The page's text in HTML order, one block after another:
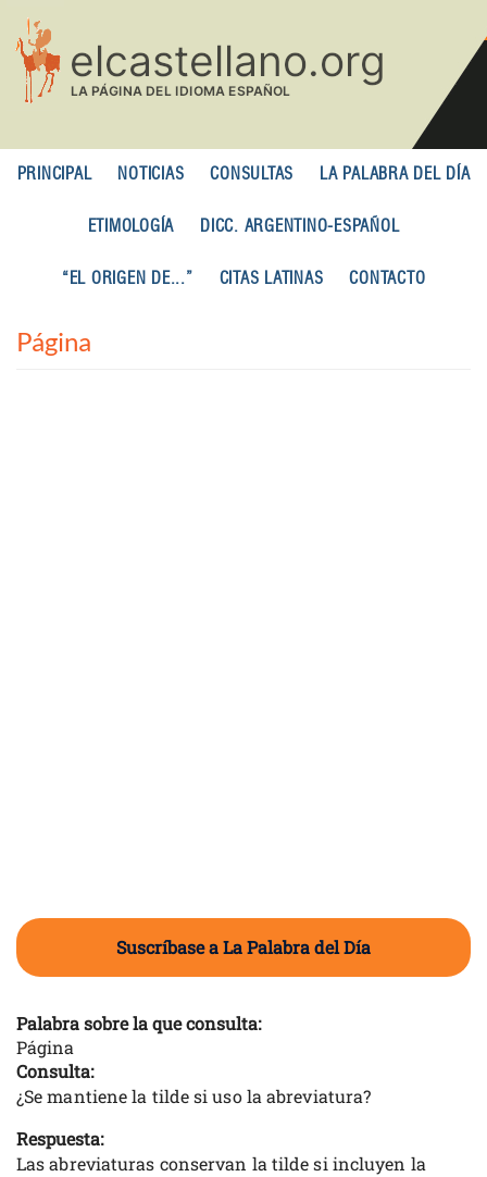
contenido
principal
PRINCIPAL NOTICIAS CONSULTAS LA PALABRA DEL DÍA
ETIMOLOGÍA DICC. ARGENTINO-ESPAÑOL
“EL ORIGEN DE...” CITAS LATINAS CONTACTO
Página
Suscríbase a La Palabra del Día
Palabra sobre la que consulta:
Página
Consulta:
¿Se mantiene la tilde si uso la abreviatura?
Respuesta:
Las abreviaturas conservan la tilde si incluyen la